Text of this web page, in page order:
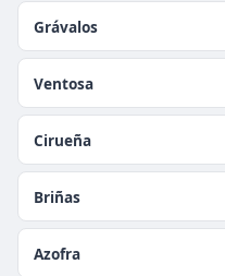
Grávalos
Ventosa
Cirueña
Briñas
Azofra